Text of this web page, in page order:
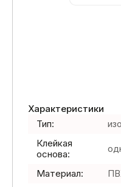
Характеристики
Тип:
Клейкая
основа:
Материал: